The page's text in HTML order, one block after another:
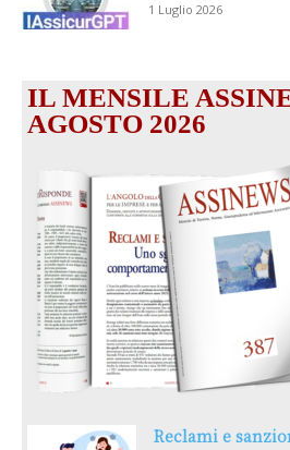
1 Luglio 2026
IL MENSILE
AGOSTO 2026
Reclami e